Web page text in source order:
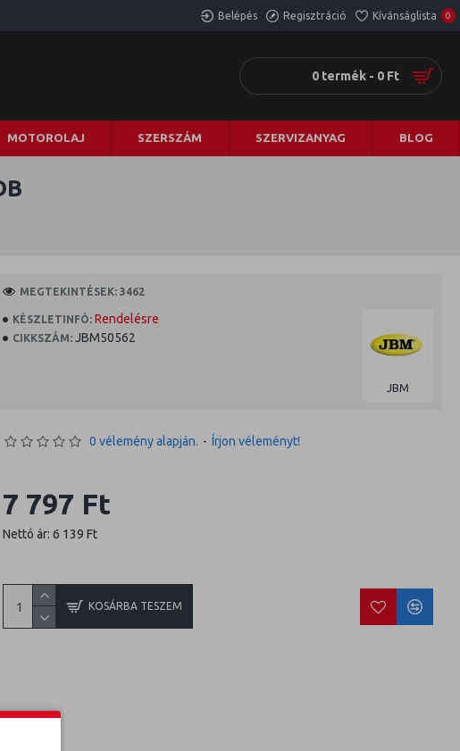
Belépés Regisztráció Kívánságlista 0
0 termék - 0 Ft
MOTOROLAJ SZERSZÁM SZERVIZANYAG BLOG
KÉSZLETINFÓ: Rendelésre
CIKKSZÁM: JBM50562
JBM
MEGTEKINTÉSEK: 3462
0 vélemény alapján. - Írjon véleményt!
7 797 Ft
Nettó ár: 6 139 Ft
KOSÁRBA TESZEM